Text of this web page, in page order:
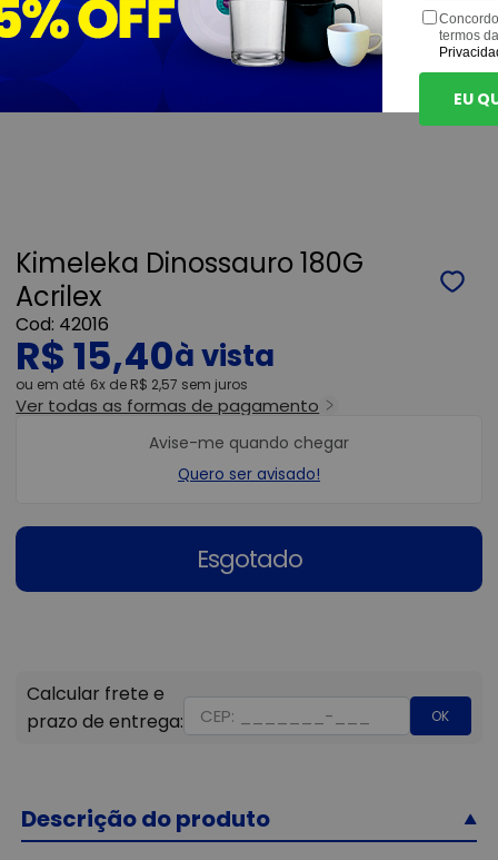
Kimeleka Dinossauro 180G
Acrilex
42016
R$ 15,40
ou 6x de R$ 2,57 sem juros
Ver todas as formas de pagamento
Esgotado
Avise-me quando chegar
Quero ser avisado!
OK
Descrição do produto
termos
EU